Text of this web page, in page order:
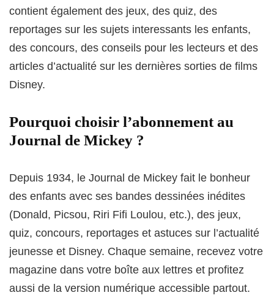
contient également des jeux, des quiz, des
reportages sur les sujets interessants les enfants,
des concours, des conseils pour les lecteurs et des
articles d’actualité sur les dernières sorties de films
Disney.
Pourquoi choisir l’abonnement au
Journal de Mickey ?
Depuis 1934, le Journal de Mickey fait le bonheur
des enfants avec ses bandes dessinées inédites
(Donald, Picsou, Riri Fifi Loulou, etc.), des jeux,
quiz, concours, reportages et astuces sur l’actualité
jeunesse et Disney. Chaque semaine, recevez votre
magazine dans votre boîte aux lettres et profitez
aussi de la version numérique accessible partout.